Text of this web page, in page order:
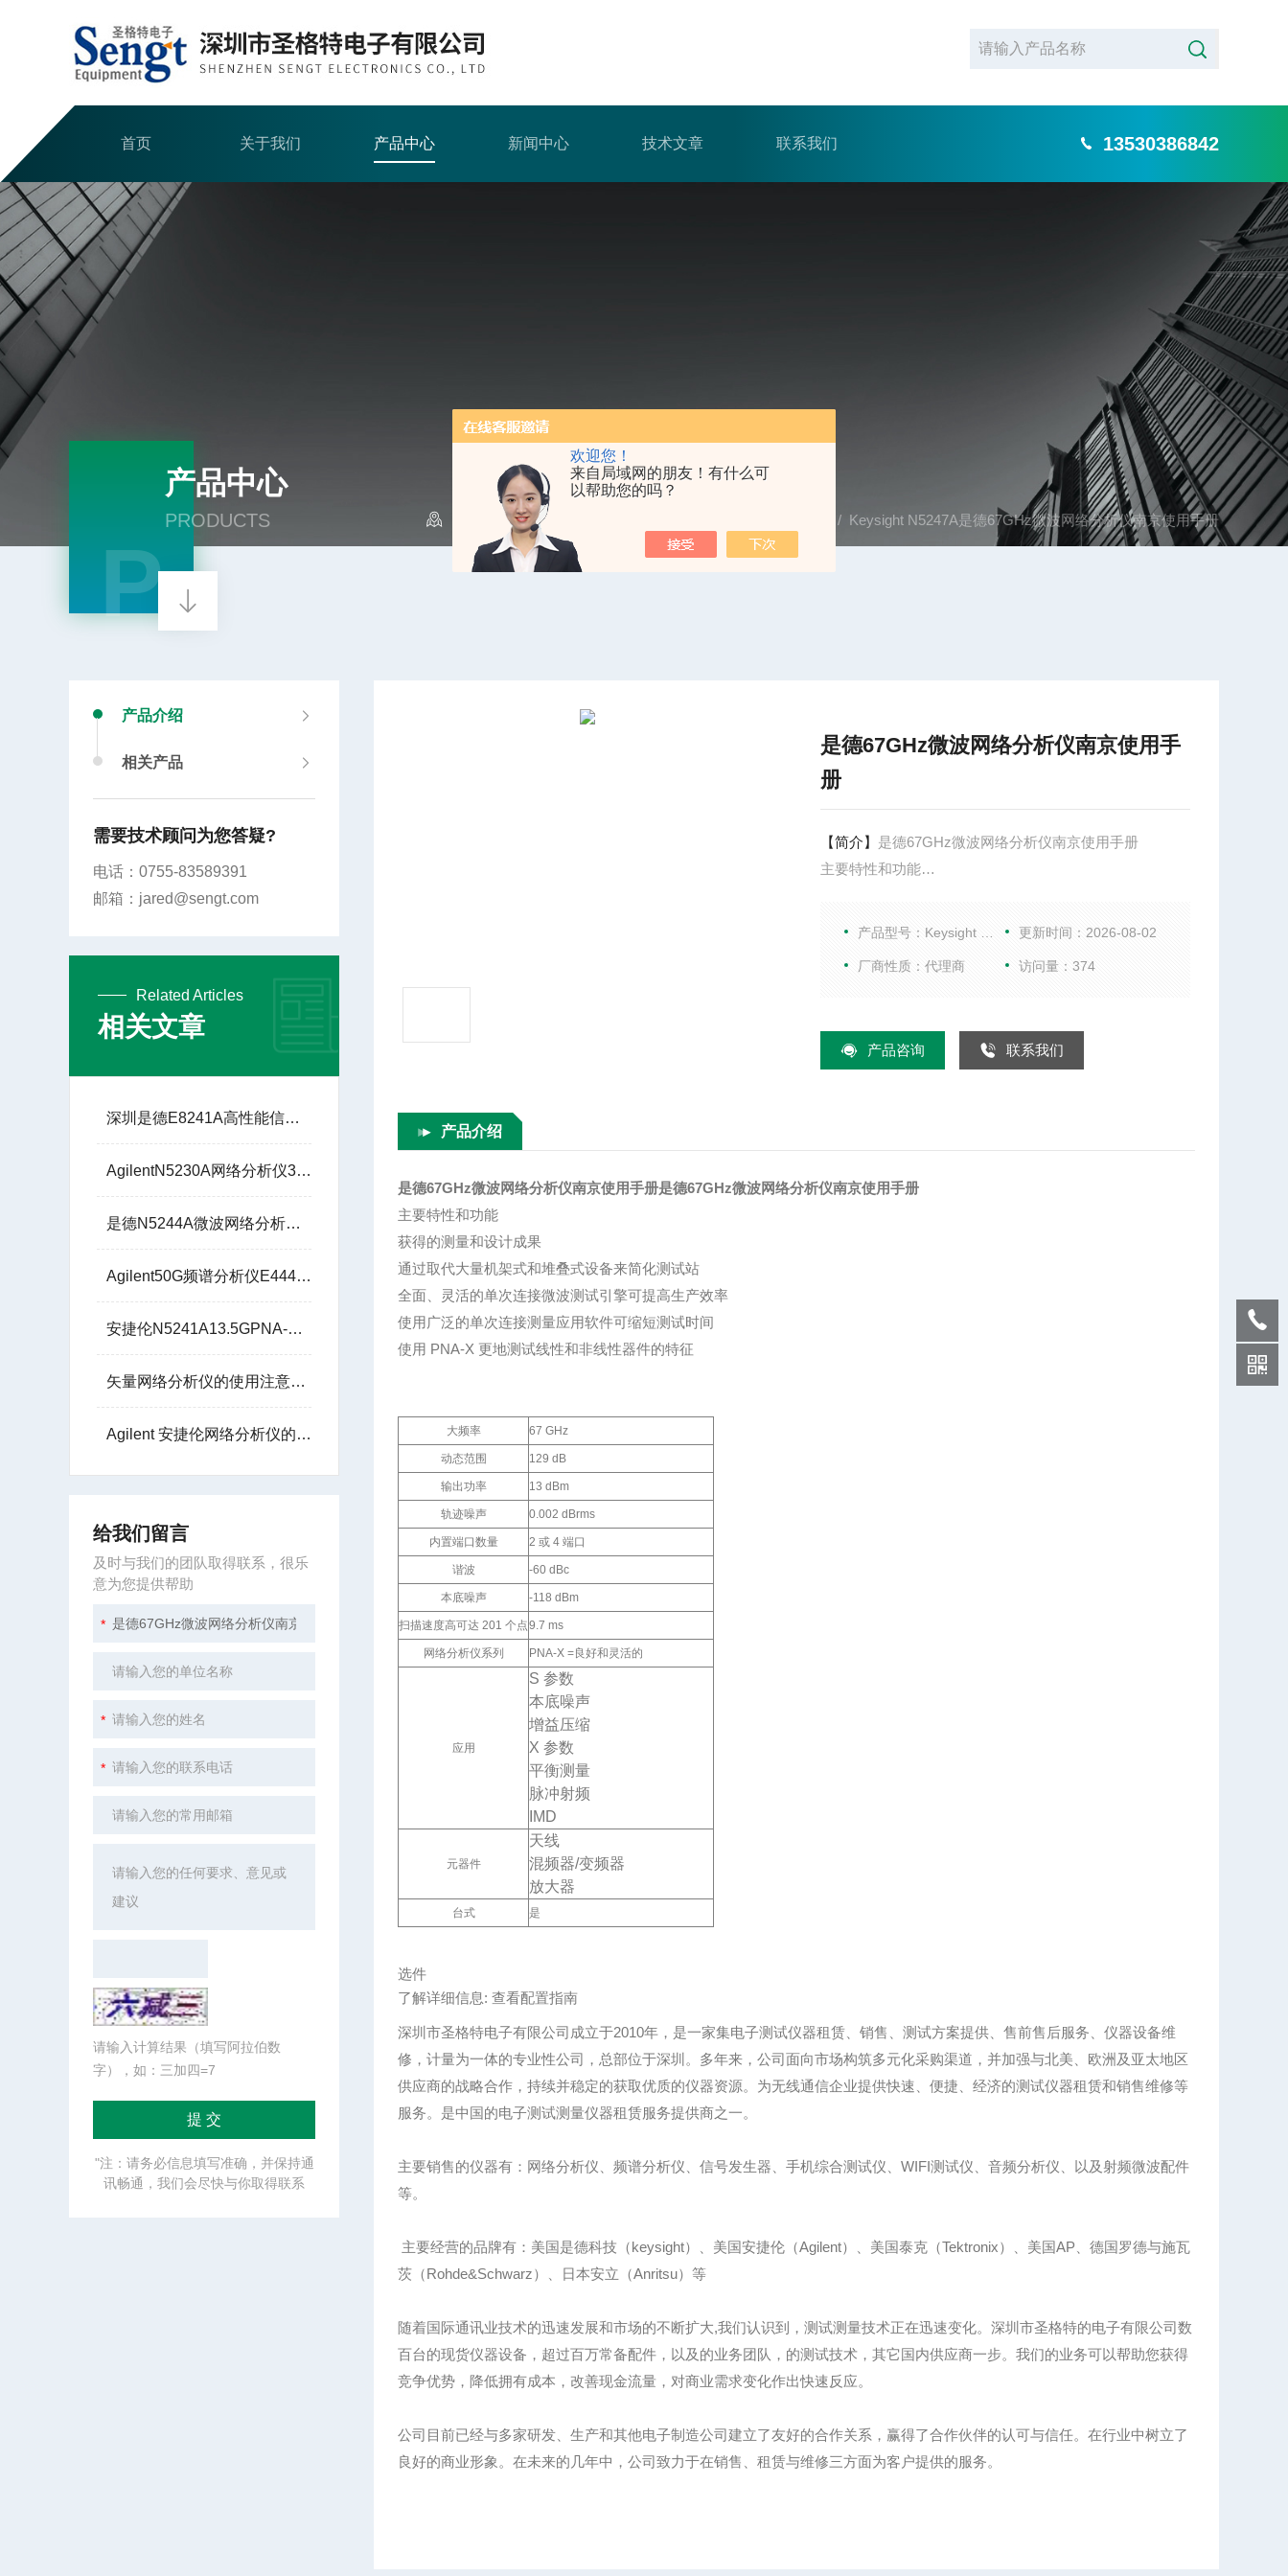
欢迎您！
来自局域网的朋友！有什么可
以帮助您的吗？
首页 关于我们 产品中心 新闻中心 技术文章 联系我们 13530386842
产品中心
PRODUCTS
P
当前位置：首页 / Keysight N5247A是德67GHz微波网络分析仪南京使用手册
是德67GHz微波网络分析仪南京使用手
册
【简介】 是德67GHz微波网络分析仪南京使用手册
主要特性和功能
通过取代大量机架式和堆叠式设备来简化测试站
使用广泛的单次连接测量应用软件可缩短测试时间
产品型号：Keysight N5247A 更新时间：2026-08-02
厂商性质：代理商 访问量：374
产品咨询 联系我们
产品介绍
是德67GHz微波网络分析仪南京使用手册是德67GHz微波网络分析仪南京使用手册
主要特性和功能
获得的测量和设计成果
通过取代大量机架式和堆叠式设备来简化测试站
全面、灵活的单次连接微波测试引擎可提高生产效率
使用广泛的单次连接测量应用软件可缩短测试时间
使用 PNA-X 更地测试线性和非线性器件的特征
大频率 67 GHz
动态范围 129 dB
输出功率 13 dBm
轨迹噪声 0.002 dBrms
内置端口数量 2 或 4 端口
谐波 -60 dBc
本底噪声 -118 dBm
扫描速度高可达 201 个点9.7 ms
网络分析仪系列 PNA-X =良好和灵活的
应用
S 参数
本底噪声
增益压缩
X 参数
平衡测量
脉冲射频
IMD
元器件
天线
混频器/变频器
放大器
台式 是
选件
了解详细信息: 查看配置指南
深圳市圣格特电子有限公司成立于2010年，是一家集电子测试仪器租赁、销售、测试方案提供、售前售后服务、仪器设备维
修，计量为一体的专业性公司，总部位于深圳。多年来，公司面向市场构筑多元化采购渠道，并加强与北美、欧洲及亚太地区
供应商的战略合作，持续并稳定的获取优质的仪器资源。为无线通信企业提供快速、便捷、经济的测试仪器租赁和销售维修等
服务。是中国的电子测试测量仪器租赁服务提供商之一。
主要销售的仪器有：网络分析仪、频谱分析仪、信号发生器、手机综合测试仪、WIFI测试仪、音频分析仪、以及射频微波配件
等。
主要经营的品牌有：美国是德科技（keysight）、美国安捷伦（Agilent）、美国泰克（Tektronix）、美国AP、德国罗德与施瓦
茨（Rohde&Schwarz）、日本安立（Anritsu）等
随着国际通讯业技术的迅速发展和市场的不断扩大,我们认识到，测试测量技术正在迅速变化。深圳市圣格特的电子有限公司数
百台的现货仪器设备，超过百万常备配件，以及的业务团队，的测试技术，其它国内供应商一步。我们的业务可以帮助您获得
竞争优势，降低拥有成本，改善现金流量，对商业需求变化作出快速反应。
公司目前已经与多家研发、生产和其他电子制造公司建立了友好的合作关系，赢得了合作伙伴的认可与信任。在行业中树立了
良好的商业形象。在未来的几年中，公司致力于在销售、租赁与维修三方面为客户提供的服务。
产品介绍
相关产品
需要技术顾问为您答疑?
电话：0755-83589391
邮箱：jared@sengt.com
Related Articles
相关文章
深圳是德E8241A高性能信号发生器250K-20G说明书
AgilentN5230A网络分析仪300K至6G租赁现货价格
是德N5244A微波网络分析仪10M至43.5G技术参数
Agilent50G频谱分析仪E4448A圣格特5G通信解调
安捷伦N5241A13.5GPNA-X微波网络分析仪技术参数
矢量网络分析仪的使用注意事项
Agilent 安捷伦网络分析仪的核心任务是测量散射参数
给我们留言
及时与我们的团队取得联系，很乐
意为您提供帮助
请输入计算结果（填写阿拉伯数
字），如：三加四=7
"注：请务必信息填写准确，并保持通
讯畅通，我们会尽快与你取得联系